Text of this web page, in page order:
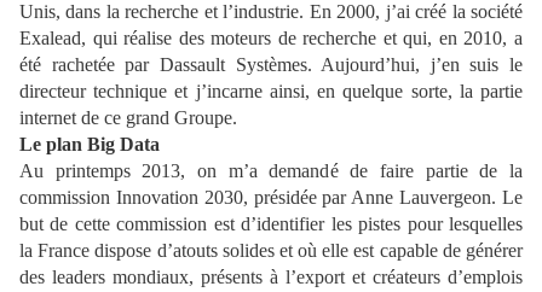
Unis, dans la recherche et l’industrie. En 2000, j’ai créé la société
Exalead, qui réalise des moteurs de recherche et qui, en 2010, a
été rachetée par Dassault Systèmes. Aujourd’hui, j’en suis le
directeur technique et j’incarne ainsi, en quelque sorte, la partie
internet de ce grand Groupe.
Le plan Big Data
Au printemps 2013, on m’a demandé de faire partie de la
commission Innovation 2030, présidée par Anne Lauvergeon. Le
but de cette commission est d’identifier les pistes pour lesquelles
la France dispose d’atouts solides et où elle est capable de générer
des leaders mondiaux, présents à l’export et créateurs d’emplois